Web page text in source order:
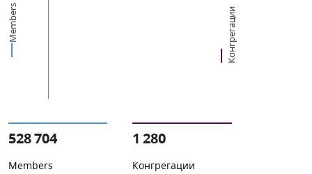
Members Конгрегации
528 704
Members
1 280
Конгрегации